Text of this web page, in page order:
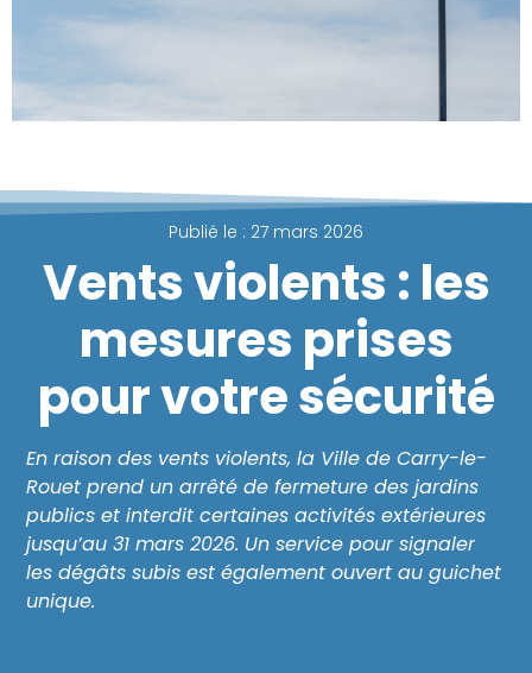
Publié le : 27 mars 2026
Vents violents : les
mesures prises
pour votre sécurité
En raison des vents violents, la Ville de Carry-le-
Rouet prend un arrêté de fermeture des jardins
publics et interdit certaines activités extérieures
jusqu’au 31 mars 2026. Un service pour signaler
les dégâts subis est également ouvert au guichet
unique.